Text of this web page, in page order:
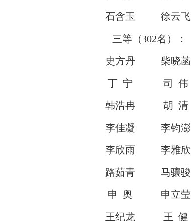
石含玉 徐云飞
三等（302名）：
史方丹 柴晓菡
丁 宁 司 伟
韩浩冉 胡 清
李佳凝 李钧澎
李欣雨 李雅欣
路茹青 马骧骏
申 奥 申立莹
王纪龙 王 健